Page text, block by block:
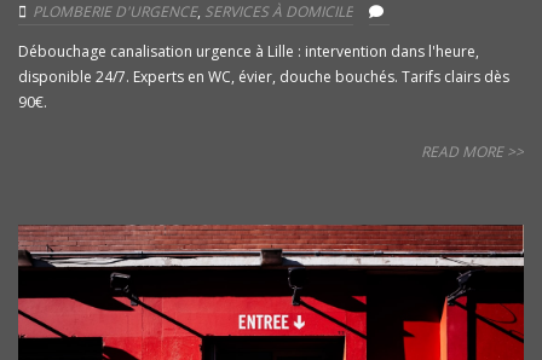
PLOMBERIE D'URGENCE, SERVICES À DOMICILE
Débouchage canalisation urgence à Lille : intervention dans l'heure,
disponible 24/7. Experts en WC, évier, douche bouchés. Tarifs clairs dès
90€.
READ MORE >>